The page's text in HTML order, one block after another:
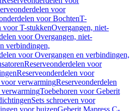
voor
voor BochtenT-
voor T-stukkenOvergangen, niet-
voor Overgangen, niet-
verbindingen,
voor Overgangen en verbindingen,
Reserveonderdelen voor
Reserveonderdelen voor
verwarmingReserveonderdelen
Toebehoren voor Geberit
Sets schroeven voor
voor buizenGeberit Mapress C-